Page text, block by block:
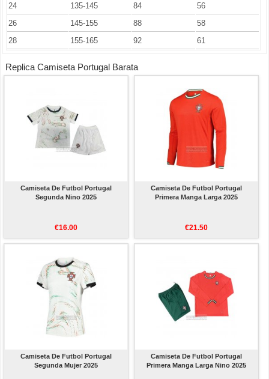
24
135-145 84
56
26
145-155 88
58
28
155-165 92 61
Replica Camiseta Portugal Barata
Camiseta De Futbol Portugal
Segunda Nino 2025
€16.00
Camiseta De Futbol Portugal
Primera Manga Larga 2025
€21.50
Camiseta De Futbol Portugal
Segunda Mujer 2025
Camiseta De Futbol Portugal
Primera Manga Larga Nino 2025